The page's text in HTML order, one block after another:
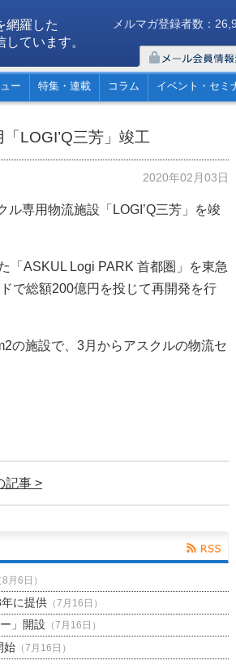
網羅した
ています。
メルマガ登録者数：
ー 特集・連載 コラム イベント・セミ
LOGI’Q三芳」竣工
2020年02月03日
専用物流施設「LOGI’Q三芳」を竣
「ASKUL Logi PARK 首都圏」を東急
で総額200億円を投じて再開発を行
の施設で、3月からアスクルの物流セ
記事 >
月6日）
に提供（7月16日）
」開設 （7月16日）
始（7月16日）